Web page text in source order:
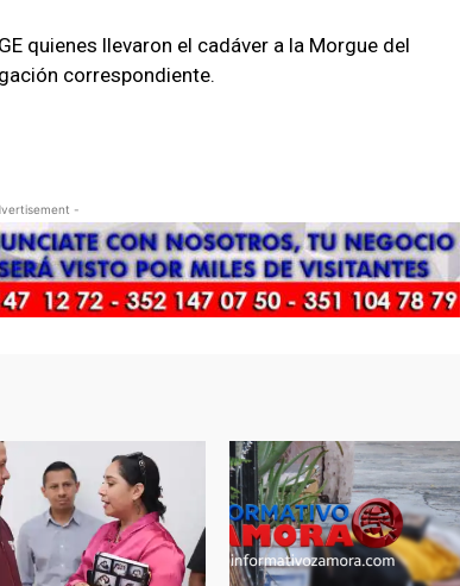
quienes llevaron el cadáver a la Morgue del
correspondiente.
-